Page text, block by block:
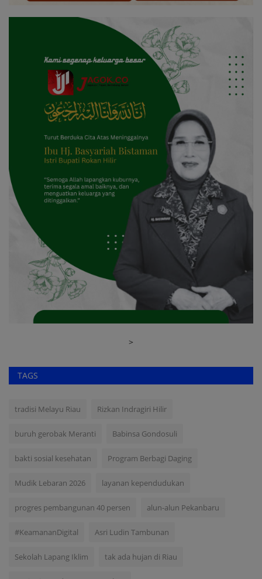
>
TAGS
tradisi Melayu Riau Rizkan Indragiri Hilir
buruh gerobak Meranti Babinsa Gondosuli
bakti sosial kesehatan Program Berbagi Daging
Mudik Lebaran 2026 layanan kependudukan
progres pembangunan 40 persen alun-alun Pekanbaru
#KeamananDigital Asri Ludin Tambunan
Sekolah Lapang Iklim tak ada hujan di Riau